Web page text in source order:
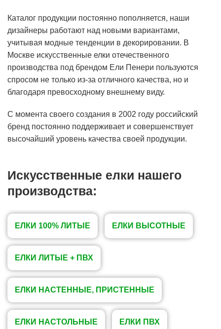
Каталог продукции постоянно пополняется, наши
дизайнеры работают над новыми вариантами,
учитывая модные тенденции в декорировании. В
Москве искусственные елки отечественного
производства под брендом Ели Пенери пользуются
спросом не только из-за отличного качества, но и
благодаря превосходному внешнему виду.
C момента своего создания в 2002 году российский
бренд постоянно поддерживает и совершенствует
высочайший уровень качества своей продукции.
Искусственные елки нашего
производства:
ЕЛКИ 100% ЛИТЫЕ ЕЛКИ ВЫСОТНЫЕ
ЕЛКИ ЛИТЫЕ + ПВХ
ЕЛКИ НАСТЕННЫЕ, ПРИСТЕННЫЕ
ЕЛКИ НАСТОЛЬНЫЕ ЕЛКИ ПВХ